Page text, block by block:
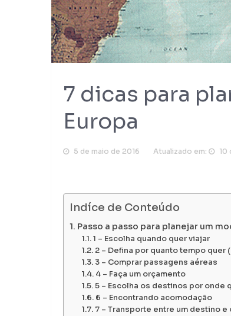
7 dicas para
Europa
5 de maio de 2016 Atualizado em: 10
Indíce de Conteúdo
Passo a passo para planejar um
1 – Escolha quando quer viajar
2 – Defina por quanto tempo quer
3 – Comprar passagens aéreas
4 – Faça um orçamento
5 – Escolha os destinos por onde
6 – Encontrando acomodação
7 – Transporte entre um destino e